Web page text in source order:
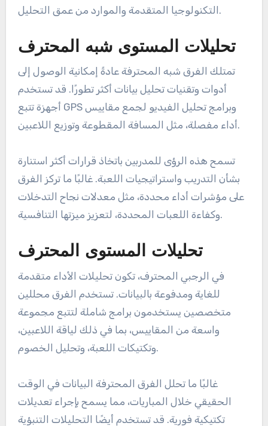
التكنولوجيا المتقدمة والموارد من عمق التحليل.
تحليلات المستوى شبه المحترف
تمتلك الفرق شبه المحترفة عادةً إمكانية الوصول إلى
أدوات وتقنيات تحليل بيانات أكثر تطورًا. قد تستخدم
أجهزة تتبع GPS وبرامج تحليل الفيديو لجمع مقاييس
أداء مفصلة، مثل المسافة المقطوعة وتوزيع اللاعبين.
تسمح هذه الرؤى للمدربين باتخاذ قرارات أكثر استنارة
بشأن التدريب واستراتيجيات اللعبة. غالبًا ما تركز الفرق
على مؤشرات أداء محددة، مثل معدلات نجاح التدخلات
وكفاءة اللعبات المحددة، لتعزيز ميزتها التنافسية.
تحليلات المستوى المحترف
في الرجبي المحترف، تكون تحليلات الأداء متقدمة
للغاية ومدفوعة بالبيانات. تستخدم الفرق محللين
متخصصين يستخدمون برامج شاملة لتتبع مجموعة
واسعة من المقاييس، بما في ذلك لياقة اللاعبين،
وتكتيكات اللعبة، وتحليل الخصوم.
غالبًا ما تحلل الفرق المحترفة البيانات في الوقت
الحقيقي خلال المباريات، مما يسمح بإجراء تعديلات
تكتيكية فورية. قد تستخدم أيضًا التحليلات التنبؤية